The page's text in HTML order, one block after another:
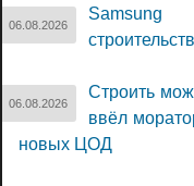
06.08.2026
06.08.2026
Строить
ввёл
новых ЦОД